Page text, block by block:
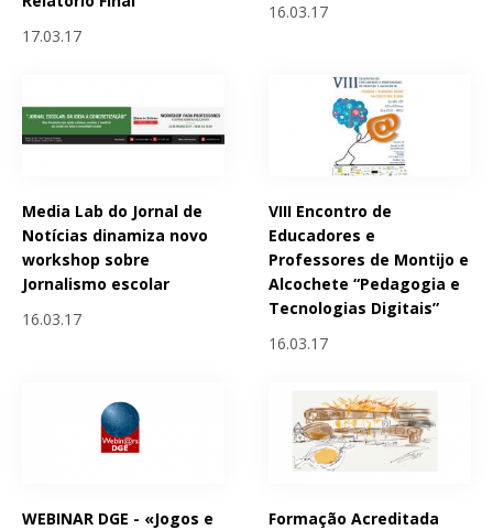
17.03.17
16.03.17
Media Lab do Jornal de
Notícias dinamiza novo
workshop sobre
Jornalismo escolar
16.03.17
VIII Encontro de
Educadores e
Professores de Montijo e
Alcochete “Pedagogia e
Tecnologias Digitais”
16.03.17
WEBINAR DGE - «Jogos e
Formação Acreditada